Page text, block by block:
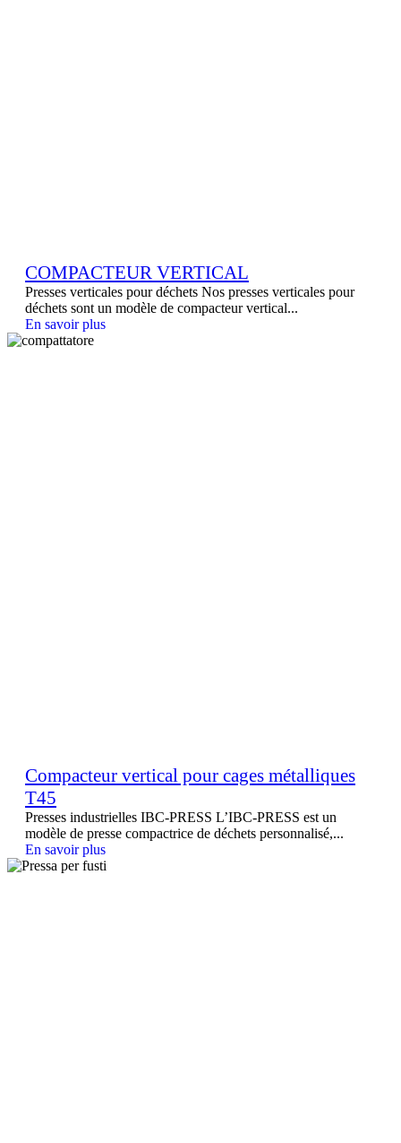
COMPACTEUR VERTICAL
Presses verticales pour déchets Nos presses verticales pour
déchets sont un modèle de compacteur vertical...
En savoir plus
Compacteur vertical pour cages métalliques
T45
Presses industrielles IBC-PRESS L’IBC-PRESS est un
modèle de presse compactrice de déchets personnalisé,...
En savoir plus